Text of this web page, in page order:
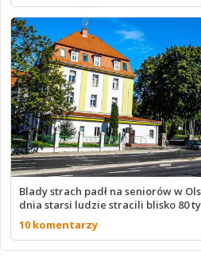
Blady strach padł na seniorów w
dnia starsi ludzie stracili blisko 80
10 komentarzy